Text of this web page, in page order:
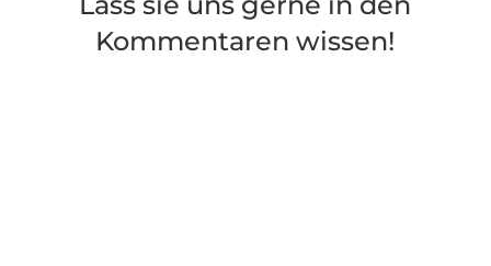
Kommentaren wissen!